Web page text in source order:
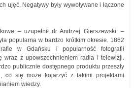
ujęć. Negatywy były wywoływane i łączone
– uzupełnił dr Andrzej Gierszewski. –
popularna w bardzo krótkim okresie. 1862
w Gdańsku i popularność fotografii
wraz z upowszechnieniem radia i telewizji.
publicznie dostępnego produktu przeszły
co się może kojarzyć z takimi projektami
wiedzy.